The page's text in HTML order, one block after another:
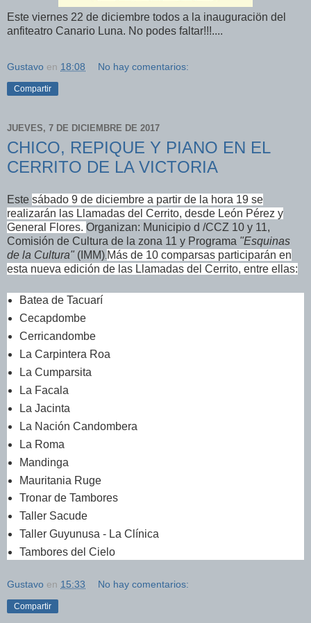
Este viernes 22 de diciembre todos a la inauguraciön del
anfiteatro Canario Luna. No podes faltar!!!....
Gustavo en 18:08 No hay comentarios:
Compartir
JUEVES, 7 DE DICIEMBRE DE 2017
CHICO, REPIQUE Y PIANO EN EL
CERRITO DE LA VICTORIA
Este sábado 9 de diciembre a partir de la hora 19 se
realizarán las Llamadas del Cerrito, desde León Pérez y
General Flores. Organizan: Municipio d /CCZ 10 y 11,
Comisión de Cultura de la zona 11 y Programa "Esquinas
de la Cultura" (IMM).Más de 10 comparsas participarán en
esta nueva edición de las Llamadas del Cerrito, entre ellas:
Batea de Tacuarí
Cecapdombe
Cerricandombe
La Carpintera Roa
La Cumparsita
La Facala
La Jacinta
La Nación Candombera
La Roma
Mandinga
Mauritania Ruge
Tronar de Tambores
Taller Sacude
Taller Guyunusa - La Clínica
Tambores del Cielo
Gustavo en 15:33 No hay comentarios:
Compartir